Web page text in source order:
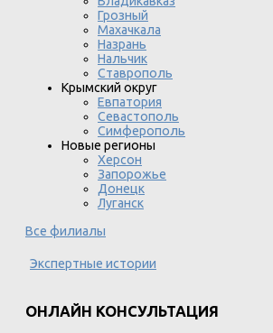
Грозный
Махачкала
Назрань
Нальчик
Ставрополь
Крымский округ
Евпатория
Севастополь
Симферополь
Новые регионы
Херсон
Запорожье
Донецк
Луганск
Все филиалы
Экспертные истории
ОНЛАЙН КОНСУЛЬТАЦИЯ